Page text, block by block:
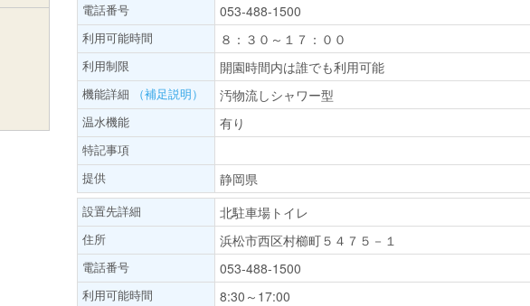
電話番号 053-488-1500
利用可能時間 ８：３０～１７：００
利用制限 開園時間内は誰でも利用可能
機能詳細 （補足説明） 汚物流しシャワー型
温水機能 有り
特記事項
提供
静岡県
設置先詳細 北駐車場トイレ
住所 浜松市西区村櫛町５４７５－１
電話番号 053-488-1500
利用可能時間 8:30～17:00